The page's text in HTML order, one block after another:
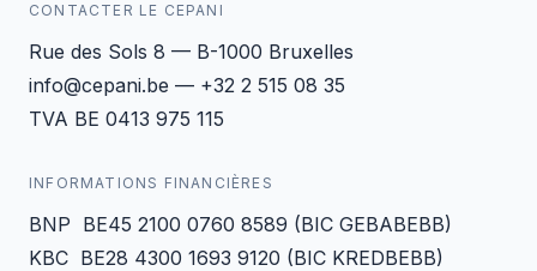
CONTACTER LE CEPANI
Rue des Sols 8 — B-1000 Bruxelles
info@cepani.be — +32 2 515 08 35
TVA BE 0413 975 115
INFORMATIONS FINANCIÈRES
BNP BE45 2100 0760 8589 (BIC GEBABEBB)
KBC BE28 4300 1693 9120 (BIC KREDBEBB)